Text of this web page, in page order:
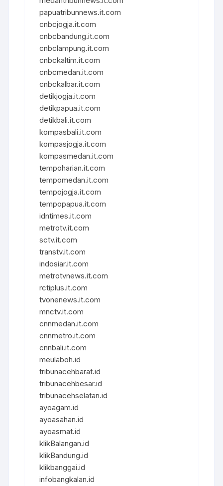
papuatribunnews.it.com
cnbcjogja.it.com
cnbcbandung.it.com
cnbclampung.it.com
cnbckaltim.it.com
cnbcmedan.it.com
cnbckalbar.it.com
detikjogja.it.com
detikpapua.it.com
detikbali.it.com
kompasbali.it.com
kompasjogja.it.com
kompasmedan.it.com
tempoharian.it.com
tempomedan.it.com
tempojogja.it.com
tempopapua.it.com
idntimes.it.com
metrotv.it.com
sctv.it.com
transtv.it.com
indosiar.it.com
metrotvnews.it.com
rctiplus.it.com
tvonenews.it.com
mnctv.it.com
cnnmedan.it.com
cnnmetro.it.com
cnnbali.it.com
meulaboh.id
tribunacehbarat.id
tribunacehbesar.id
tribunacehselatan.id
ayoagam.id
ayoasahan.id
ayoasmat.id
klikBalangan.id
klikBandung.id
klikbanggai.id
infobangkalan.id